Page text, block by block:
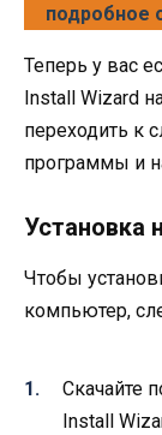
подробное
Теперь у вас
Install Wizard
переходить к
программы и
Установка
Чтобы
компьютер,
Скачайте
Install